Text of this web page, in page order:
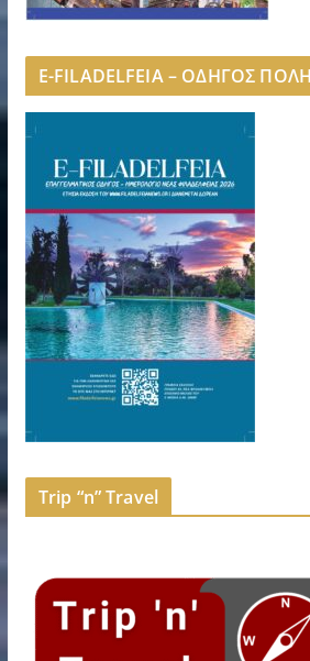
E-FILADELFEIA – ΟΔΗΓΟΣ
Trip “n” Travel